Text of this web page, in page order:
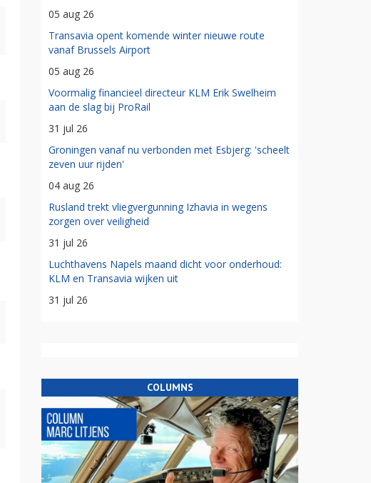
05 aug 26
Transavia opent komende winter nieuwe route
vanaf Brussels Airport
05 aug 26
Voormalig financieel directeur KLM Erik Swelheim
aan de slag bij ProRail
31 jul 26
Groningen vanaf nu verbonden met Esbjerg: 'scheelt
zeven uur rijden'
04 aug 26
Rusland trekt vliegvergunning Izhavia in wegens
zorgen over veiligheid
31 jul 26
Luchthavens Napels maand dicht voor onderhoud:
KLM en Transavia wijken uit
31 jul 26
COLUMNS